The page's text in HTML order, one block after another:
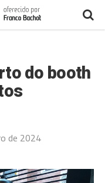
do booth
de 2024